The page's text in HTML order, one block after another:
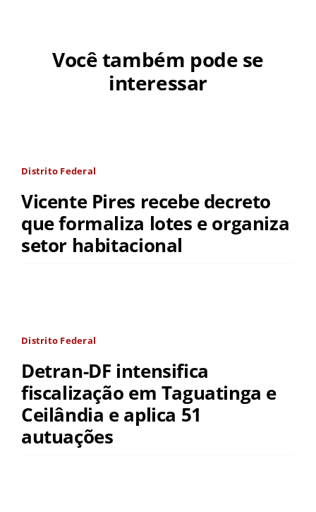
Você também pode se
interessar
Distrito Federal
Vicente Pires recebe decreto
que formaliza lotes e organiza
setor habitacional
Distrito Federal
Detran-DF intensifica
fiscalização em Taguatinga e
Ceilândia e aplica 51
autuações